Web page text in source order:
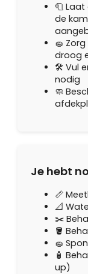
🧻
de
🧽
droog
🛠️ Vul
nodig
🧼
Je hebt
📏
📐
✂️
🪣
🧽
🧴
up)